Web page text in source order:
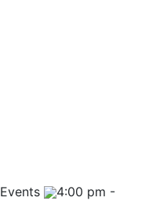
Events
4:00 pm -